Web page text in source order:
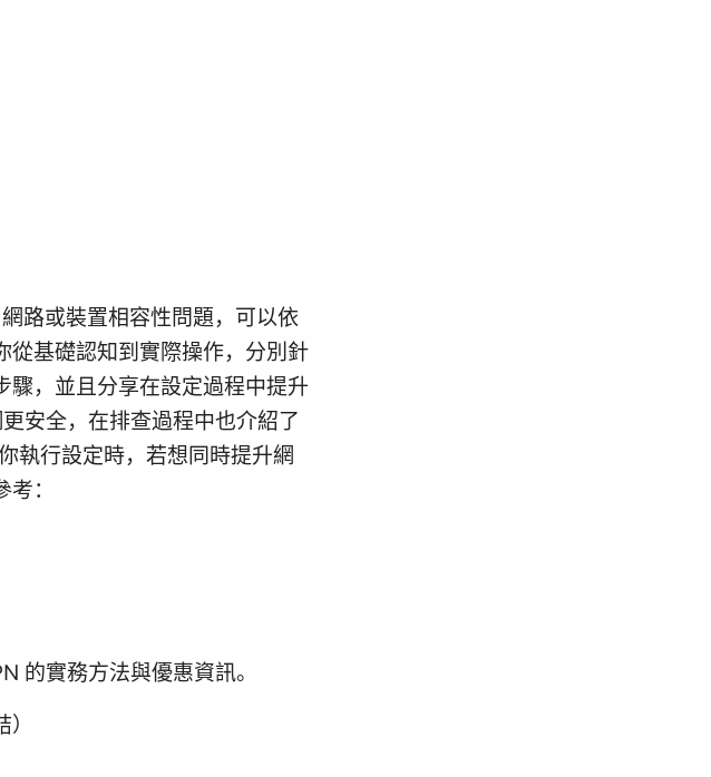
路或裝置相容性問題，可以依
從基礎認知到實際操作，分別針
，並且分享在設定過程中提升
安全，在排查過程中也介紹了
執行設定時，若想同時提升網
：
的實務方法與優惠資訊。